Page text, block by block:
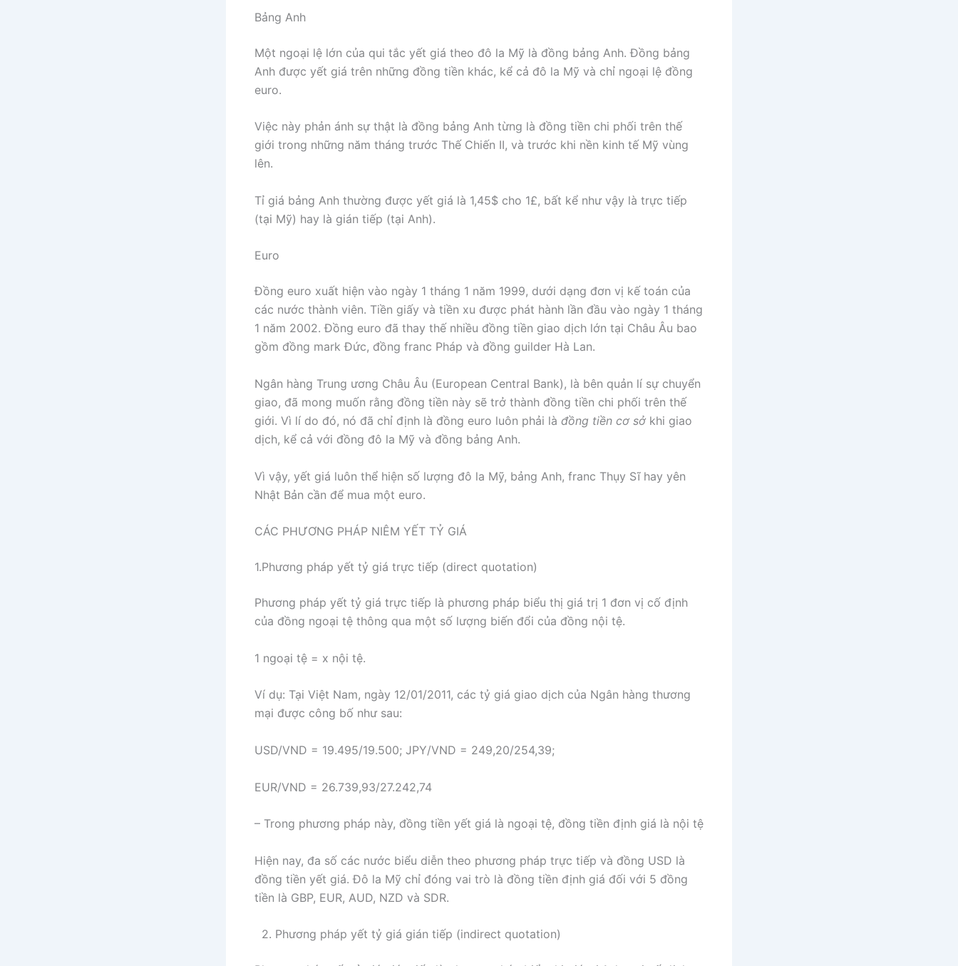
Bảng Anh
Một ngoại lệ lớn của qui tắc yết giá theo đô la Mỹ là đồng bảng Anh. Đồng bảng
Anh được yết giá trên những đồng tiền khác, kể cả đô la Mỹ và chỉ ngoại lệ đồng
euro.
Việc này phản ánh sự thật là đồng bảng Anh từng là đồng tiền chi phối trên thế
giới trong những năm tháng trước Thế Chiến II, và trước khi nền kinh tế Mỹ vùng
lên.
Tỉ giá bảng Anh thường được yết giá là 1,45$ cho 1£, bất kể như vậy là trực tiếp
(tại Mỹ) hay là gián tiếp (tại Anh).
Euro
Đồng euro xuất hiện vào ngày 1 tháng 1 năm 1999, dưới dạng đơn vị kế toán của
các nước thành viên. Tiền giấy và tiền xu được phát hành lần đầu vào ngày 1 tháng
1 năm 2002. Đồng euro đã thay thế nhiều đồng tiền giao dịch lớn tại Châu Âu bao
gồm đồng mark Đức, đồng franc Pháp và đồng guilder Hà Lan.
Ngân hàng Trung ương Châu Âu (European Central Bank), là bên quản lí sự chuyển
giao, đã mong muốn rằng đồng tiền này sẽ trở thành đồng tiền chi phối trên thế
giới. Vì lí do đó, nó đã chỉ định là đồng euro luôn phải là đồng tiền cơ sở khi giao
dịch, kể cả với đồng đô la Mỹ và đồng bảng Anh.
Vì vậy, yết giá luôn thể hiện số lượng đô la Mỹ, bảng Anh, franc Thụy Sĩ hay yên
Nhật Bản cần để mua một euro.
CÁC PHƯƠNG PHÁP NIÊM YẾT TỶ GIÁ
1.Phương pháp yết tỷ giá trực tiếp (direct quotation)
Phương pháp yết tỷ giá trực tiếp là phương pháp biểu thị giá trị 1 đơn vị cố định
của đồng ngoại tệ thông qua một số lượng biến đổi của đồng nội tệ.
1 ngoại tệ = x nội tệ.
Ví dụ: Tại Việt Nam, ngày 12/01/2011, các tỷ giá giao dịch của Ngân hàng thương
mại được công bố như sau:
USD/VND = 19.495/19.500; JPY/VND = 249,20/254,39;
EUR/VND = 26.739,93/27.242,74
– Trong phương pháp này, đồng tiền yết giá là ngoại tệ, đồng tiền định giá là nội tệ
Hiện nay, đa số các nước biểu diễn theo phương pháp trực tiếp và đồng USD là
đồng tiền yết giá. Đô la Mỹ chỉ đóng vai trò là đồng tiền định giá đối với 5 đồng
tiền là GBP, EUR, AUD, NZD và SDR.
2. Phương pháp yết tỷ giá gián tiếp (indirect quotation)